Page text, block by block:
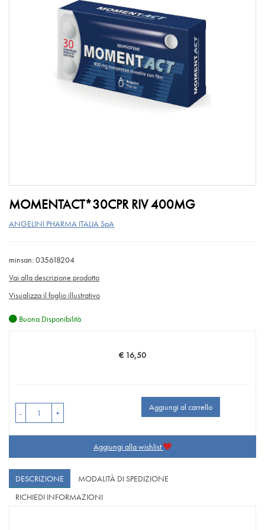
MOMENTACT*30CPR RIV 400MG
ANGELINI PHARMA ITALIA SpA
minsan: 035618204
Vai alla descrizione prodotto
Visualizza il foglio illustrativo
Buona Disponibilità
Prezzo
€ 16,50
- +
Aggiungi al carrello
Aggiungi alla wishlist
DESCRIZIONE
MODALITÀ DI SPEDIZIONE
RICHIEDI INFORMAZIONI